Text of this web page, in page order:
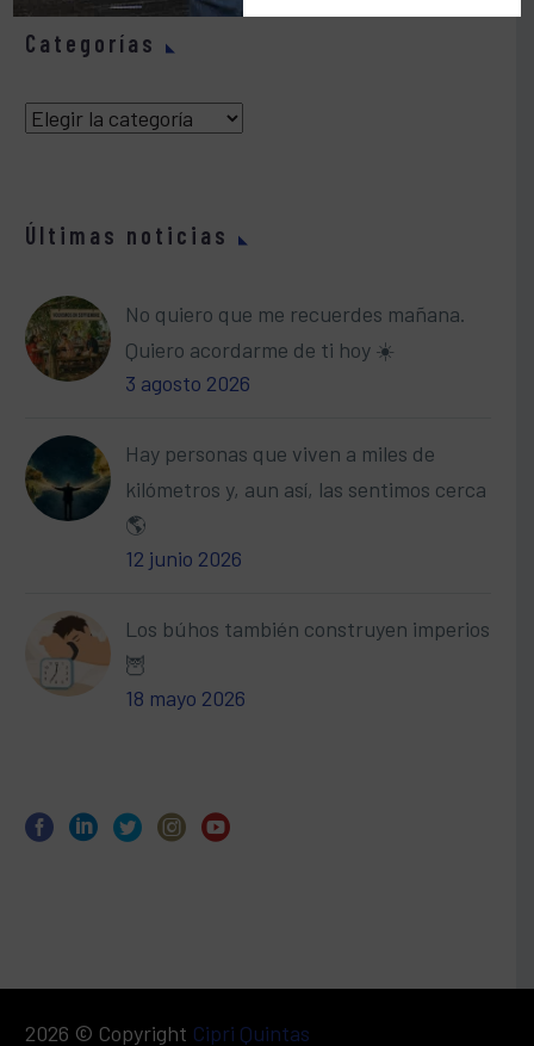
Categorías
Categorías
Últimas noticias
No quiero que me recuerdes mañana.
Quiero acordarme de ti hoy ☀️
3 agosto 2026
Hay personas que viven a miles de
kilómetros y, aun así, las sentimos cerca
🌎
12 junio 2026
Los búhos también construyen imperios
🦉
18 mayo 2026
2026 © Copyright Cipri Quintas